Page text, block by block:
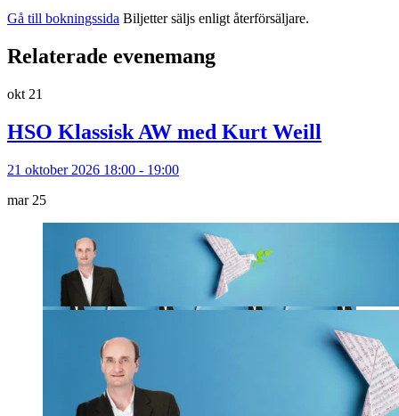
Gå till bokningssida Biljetter säljs enligt återförsäljare.
Relaterade evenemang
okt 21
HSO Klassisk AW med Kurt Weill
21 oktober 2026 18:00 - 19:00
mar 25